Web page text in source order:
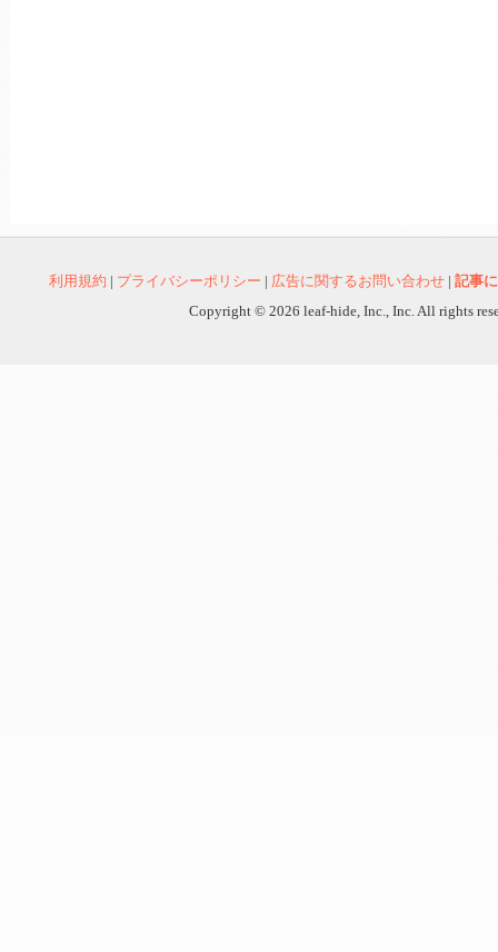
利用規約 | プライバシーポリシー | 広告に関するお問い合わせ | 記事
Copyright © 2026 leaf-hide, Inc., Inc. All rights